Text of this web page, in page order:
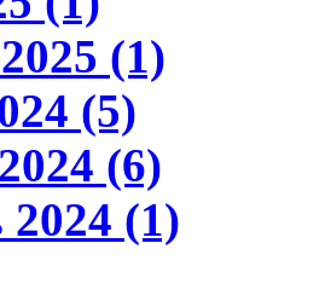
(1)
(5)
(6)
(1)